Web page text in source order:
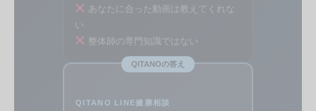
あなたに合った動画は教えてくれな
い
整体師の専門知識ではない
QITANOの答え
QITANO LINE健康相談